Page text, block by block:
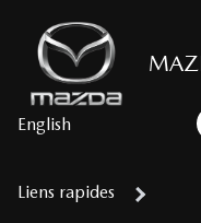
English
Liens rapides